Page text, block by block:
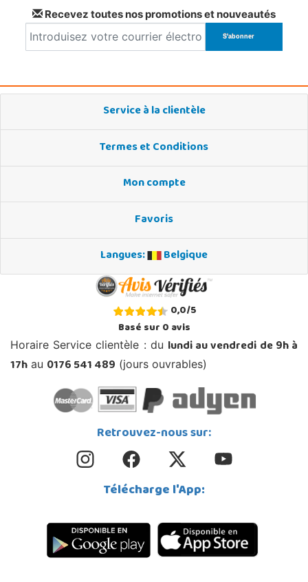
Recevez toutes nos promotions et nouveautés
Service à la clientèle
Termes et Conditions
Mon compte
Favoris
Langues:
Belgique
0,0/5
Basé sur0avis
Horaire Service clientèle : du lundi au vendredi de 9h à
17h au 0176 541 489 (jours ouvrables)
Retrouvez-nous sur:
Télécharge l'App: